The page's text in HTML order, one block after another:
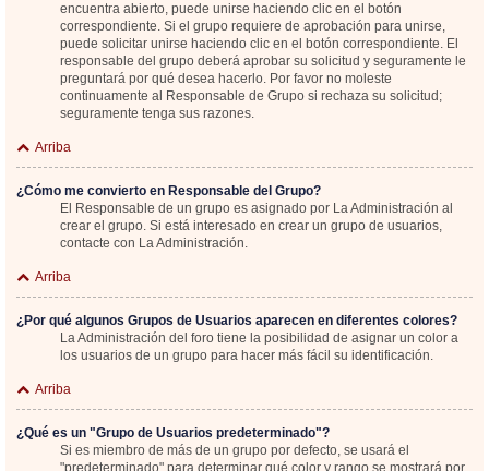
encuentra abierto, puede unirse haciendo clic en el botón
correspondiente. Si el grupo requiere de aprobación para unirse,
puede solicitar unirse haciendo clic en el botón correspondiente. El
responsable del grupo deberá aprobar su solicitud y seguramente le
preguntará por qué desea hacerlo. Por favor no moleste
continuamente al Responsable de Grupo si rechaza su solicitud;
seguramente tenga sus razones.
Arriba
¿Cómo me convierto en Responsable del Grupo?
El Responsable de un grupo es asignado por La Administración al
crear el grupo. Si está interesado en crear un grupo de usuarios,
contacte con La Administración.
Arriba
¿Por qué algunos Grupos de Usuarios aparecen en diferentes colores?
La Administración del foro tiene la posibilidad de asignar un color a
los usuarios de un grupo para hacer más fácil su identificación.
Arriba
¿Qué es un "Grupo de Usuarios predeterminado"?
Si es miembro de más de un grupo por defecto, se usará el
"predeterminado" para determinar qué color y rango se mostrará por